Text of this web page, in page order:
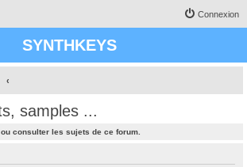
Connexion
SYNTHKEYS
samples ...
consulter les sujets de ce forum.